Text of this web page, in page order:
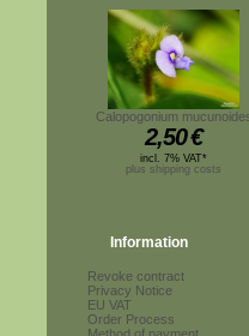
Calopogonium
2,50€
incl. 7% VAT*
plus shipping costs
Information
Revoke contract
Privacy Notice
EU VAT
Order Process